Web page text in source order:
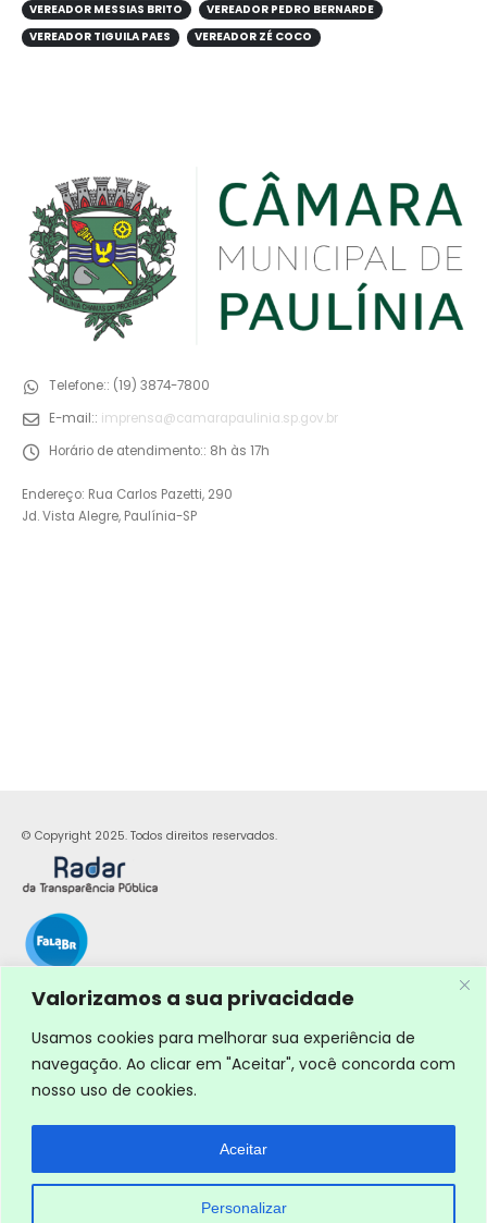
Valorizamos a sua privacidade
Usamos cookies para melhorar sua experiência de
navegação. Ao clicar em "Aceitar", você concorda com
nosso uso de cookies.
Personalizar
Aceitar
VEREADOR MESSIAS BRITO
VEREADOR PEDRO BERNARDE
VEREADOR TIGUILA PAES
VEREADOR ZÉ COCO
Telefone:: (19) 3874-7800
E-mail:: imprensa@camarapaulinia.sp.gov.br
Horário de atendimento:: 8h às 17h
Endereço: Rua Carlos Pazetti, 290
Jd. Vista Alegre, Paulínia-SP
© Copyright 2025. Todos direitos reservados.